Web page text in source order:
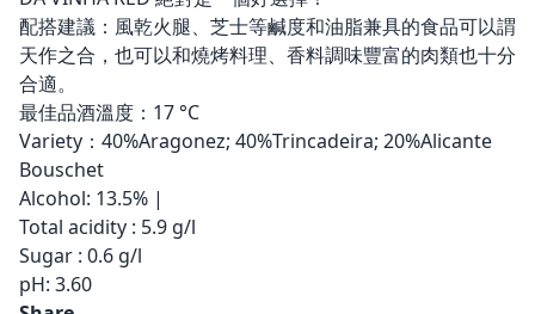
配搭建議：風乾火腿、芝士等鹹度和油脂兼具的食品可以謂
天作之合，也可以和燒烤料理、香料調味豐富的肉類也十分
合適。
最佳品酒溫度：17 °C
Variety：40%Aragonez; 40%Trincadeira; 20%Alicante
Bouschet
Alcohol: 13.5% |
Total acidity : 5.9 g/l
Sugar : 0.6 g/l
pH: 3.60